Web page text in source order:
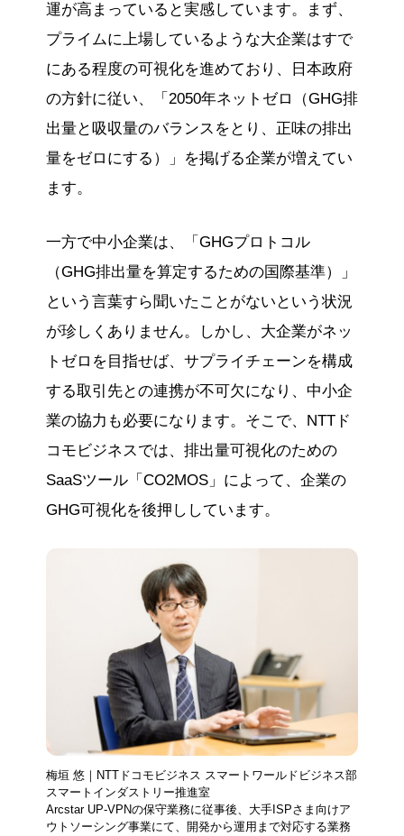
運が高まっていると実感しています。まず、
プライムに上場しているような大企業はすで
にある程度の可視化を進めており、日本政府
の方針に従い、「2050年ネットゼロ（GHG排
出量と吸収量のバランスをとり、正味の排出
量をゼロにする）」を掲げる企業が増えてい
ます。
一方で中小企業は、「GHGプロトコル
（GHG排出量を算定するための国際基準）」
という言葉すら聞いたことがないという状況
が珍しくありません。しかし、大企業がネッ
トゼロを目指せば、サプライチェーンを構成
する取引先との連携が不可欠になり、中小企
業の協力も必要になります。そこで、NTTド
コモビジネスでは、排出量可視化のための
SaaSツール「CO2MOS」によって、企業の
GHG可視化を後押ししています。
梅垣 悠｜NTTドコモビジネス スマートワールドビジネス部
スマートインダストリー推進室
Arcstar UP-VPNの保守業務に従事後、大手ISPさま向けア
ウトソーシング事業にて、開発から運用まで対応する業務